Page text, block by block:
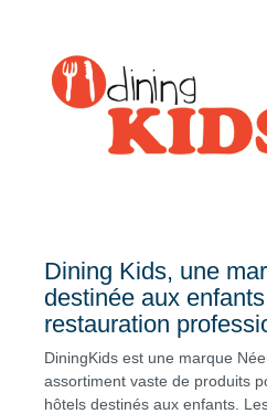
Dining Kids, une
destinée aux
restauration
DiningKids est une marque
assortiment vaste de produits
hôtels destinés aux enfants.